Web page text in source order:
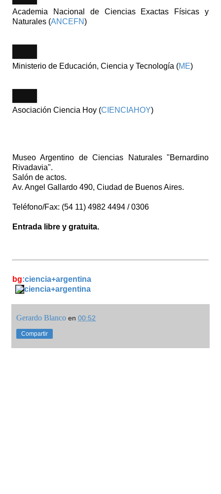
Academia Nacional de Ciencias Exactas Físicas y
Naturales (ANCEFN)
Ministerio de Educación, Ciencia y Tecnología (ME)
Asociación Ciencia Hoy (CIENCIAHOY)
Museo Argentino de Ciencias Naturales "Bernardino
Rivadavia".
Salón de actos.
Av. Angel Gallardo 490, Ciudad de Buenos Aires.
Teléfono/Fax: (54 11) 4982 4494 / 0306
Entrada libre y gratuita.
bg:ciencia+argentina
ciencia+argentina
Gerardo Blanco en 00:52
Compartir